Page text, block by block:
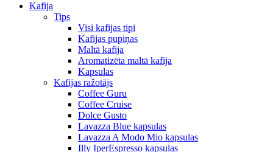
Kafija
Tips
Visi kafijas tipi
Kafijas pupiņas
Maltā kafija
Aromatizēta maltā kafija
Kapsulas
Kafijas ražotājs
Coffee Guru
Coffee Cruise
Dolce Gusto
Lavazza Blue kapsulas
Lavazza A Modo Mio kapsulas
Illy IperEspresso kapsulas